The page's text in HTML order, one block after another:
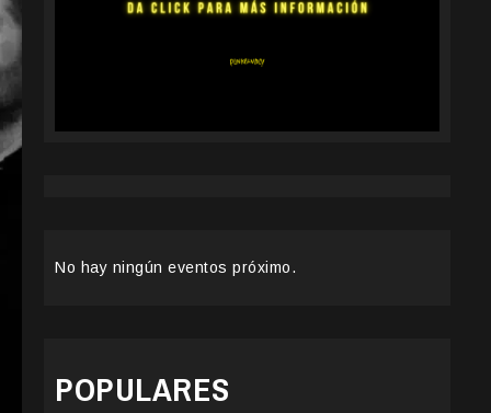
No hay ningún eventos próximo.
POPULARES